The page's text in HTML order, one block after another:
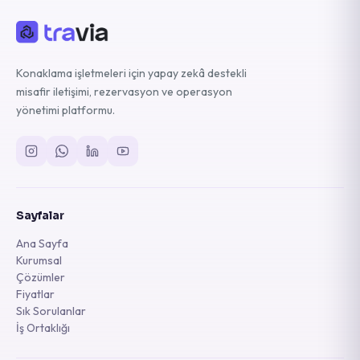
Konaklama işletmeleri için yapay zekâ destekli
misafir iletişimi, rezervasyon ve operasyon
yönetimi platformu.
Sayfalar
Ana Sayfa
Kurumsal
Çözümler
Fiyatlar
Sık Sorulanlar
İş Ortaklığı